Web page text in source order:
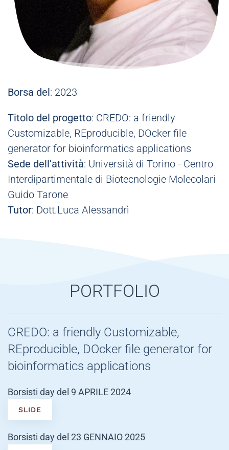
Borsa del: 2023
Titolo del progetto: CREDO: a friendly
Customizable, REproducible, DOcker file
generator for bioinformatics applications
Sede dell'attività: Università di Torino - Centro
Interdipartimentale di Biotecnologie Molecolari
Guido Tarone
Tutor: Dott.Luca Alessandrì
PORTFOLIO
CREDO: a friendly Customizable,
REproducible, DOcker file generator for
bioinformatics applications
Borsisti day del 9 APRILE 2024
SLIDE
Borsisti day del 23 GENNAIO 2025